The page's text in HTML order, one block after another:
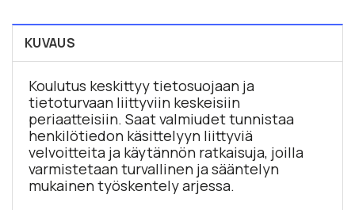
KUVAUS
Koulutus keskittyy tietosuojaan ja
tietoturvaan liittyviin keskeisiin
periaatteisiin. Saat valmiudet tunnistaa
henkilötiedon käsittelyyn liittyviä
velvoitteita ja käytännön ratkaisuja, joilla
varmistetaan turvallinen ja sääntelyn
mukainen työskentely arjessa.